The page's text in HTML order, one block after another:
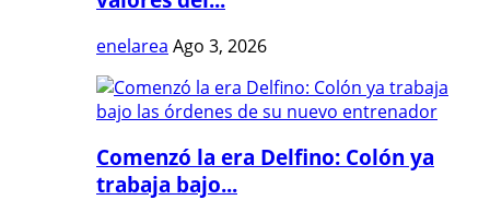
enelarea Ago 3, 2026
Comenzó la era Delfino: Colón ya
trabaja bajo...